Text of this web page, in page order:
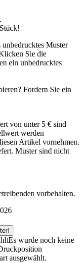
Muster
Sie die
ein unbedrucktes
Fordern Sie ein
von unter 5 € sind
werden
Artikel vornehmen.
Muster sind nicht
vorbehalten.
Es wurde noch keine
ausgewählt.